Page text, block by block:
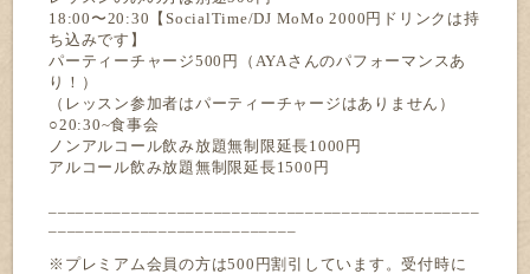
18:00〜20:30【SocialTime/DJ MoMo 2000円ドリンクは持
ち込みです】
パーティーチャージ500円（AYAさんのパフォーマンスあ
り！）
（レッスン参加者はパーティーチャージはありません）
○20:30~食事会
ノンアルコール飲み放題無制限延長1000円
アルコール飲み放題無制限延長1500円
※プレミアム会員の方は500円割引しています。受付時に